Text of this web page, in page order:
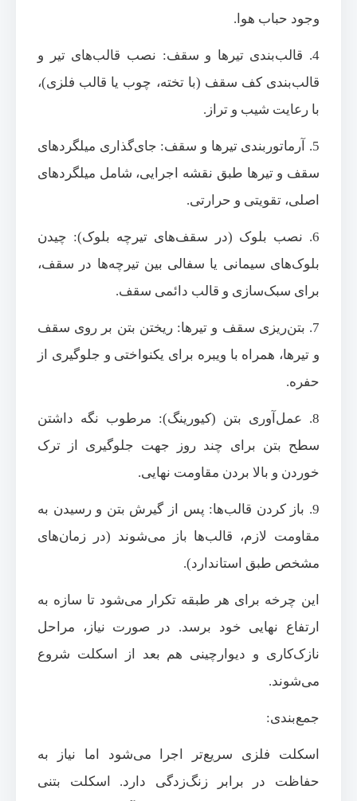
وجود حباب هوا.
4. قالب‌بندی تیرها و سقف: نصب قالب‌های تیر و
قالب‌بندی کف سقف (با تخته، چوب یا قالب فلزی)،
با رعایت شیب و تراز.
5. آرماتوربندی تیرها و سقف: جای‌گذاری میلگردهای
سقف و تیرها طبق نقشه اجرایی، شامل میلگردهای
اصلی، تقویتی و حرارتی.
6. نصب بلوک (در سقف‌های تیرچه بلوک): چیدن
بلوک‌های سیمانی یا سفالی بین تیرچه‌ها در سقف،
برای سبک‌سازی و قالب دائمی سقف.
7. بتن‌ریزی سقف و تیرها: ریختن بتن بر روی سقف
و تیرها، همراه با ویبره برای یکنواختی و جلوگیری از
حفره.
8. عمل‌آوری بتن (کیورینگ): مرطوب نگه داشتن
سطح بتن برای چند روز جهت جلوگیری از ترک
خوردن و بالا بردن مقاومت نهایی.
9. باز کردن قالب‌ها: پس از گیرش بتن و رسیدن به
مقاومت لازم، قالب‌ها باز می‌شوند (در زمان‌های
مشخص طبق استاندارد).
این چرخه برای هر طبقه تکرار می‌شود تا سازه به
ارتفاع نهایی خود برسد. در صورت نیاز، مراحل
نازک‌کاری و دیوارچینی هم بعد از اسکلت شروع
می‌شوند.
جمع‌بندی:
اسکلت فلزی سریع‌تر اجرا می‌شود اما نیاز به
حفاظت در برابر زنگ‌زدگی دارد. اسکلت بتنی